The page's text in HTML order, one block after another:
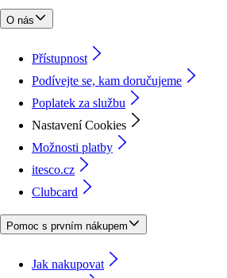
O nás
Přístupnost
Podívejte se, kam doručujeme
Poplatek za službu
Nastavení Cookies
Možnosti platby
itesco.cz
Clubcard
Pomoc s prvním nákupem
Jak nakupovat